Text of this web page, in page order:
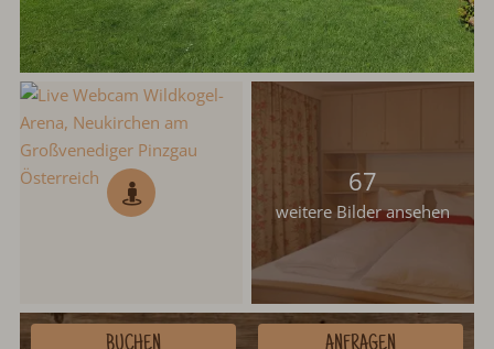
67
weitere Bilder ansehen